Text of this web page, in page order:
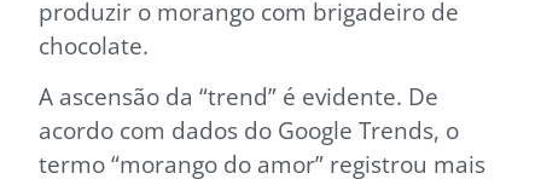
produzir o morango com brigadeiro de
chocolate.
A ascensão da “trend” é evidente. De
acordo com dados do Google Trends, o
termo “morango do amor” registrou mais